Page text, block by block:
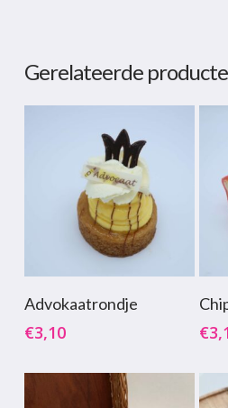
Gerelateerde
Winkelwagen
Advokaatrondje
€3,10 €